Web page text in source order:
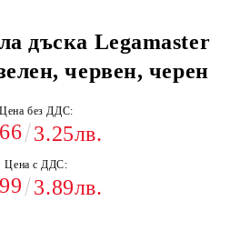
дъска Legamaster
червен, черен
Цена без ДДС:
3.25лв.
Цена с ДДС:
3.89лв.